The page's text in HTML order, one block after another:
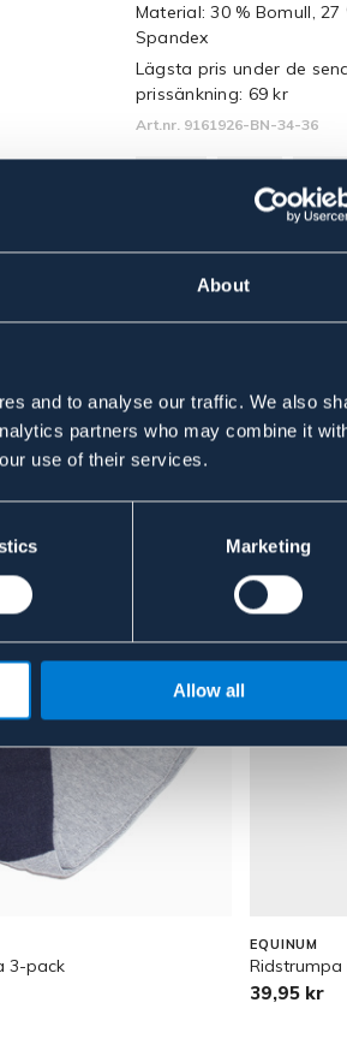
About
and to analyse our traffic. We also
partners who may combine it
use of their services.
Marketing
Allow all
Material: 30 % Bomull,
Spandex
Lägsta pris under de
prissänkning: 69 kr
Art.nr. 9161926-BN-34-36
3-pack
EQUINUM
Ridstrumpa
39,95 kr